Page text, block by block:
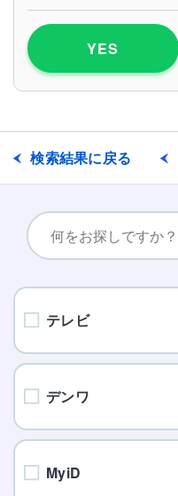
YES
検索結果に戻る
テレビ
デンワ
MyiD